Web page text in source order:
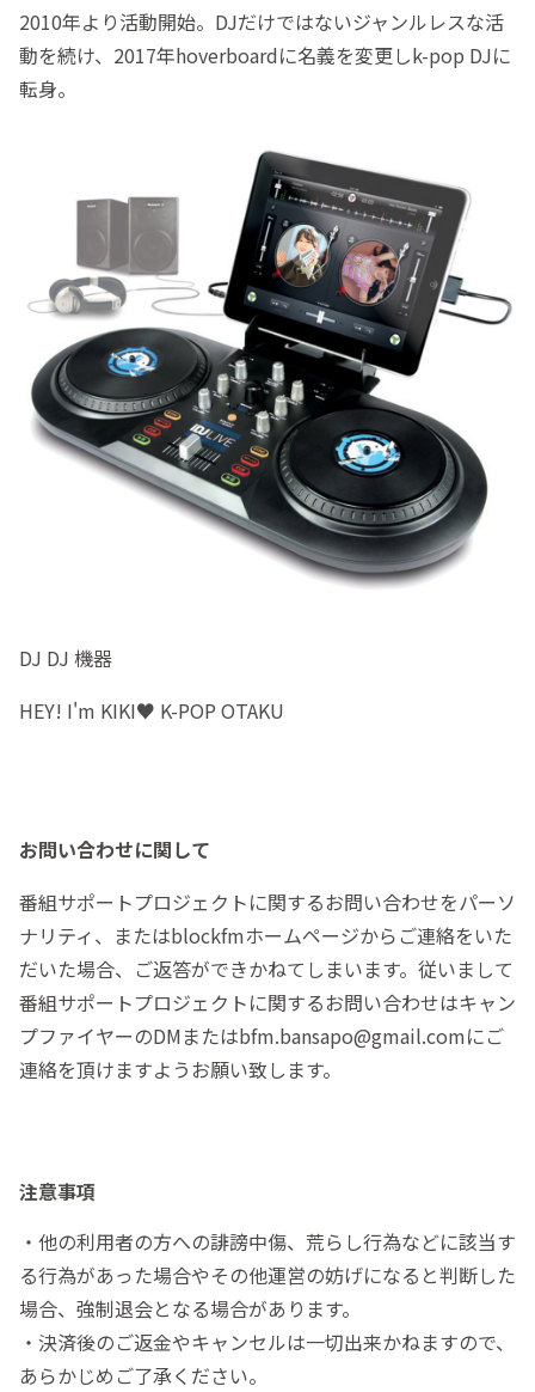
2010年より活動開始。DJだけではないジャンルレスな活
動を続け、2017年hoverboardに名義を変更しk-pop DJに
転身。
DJ DJ 機器
HEY! I'm KIKI♥️ K-POP OTAKU
お問い合わせに関して
番組サポートプロジェクトに関するお問い合わせをパーソ
ナリティ、またはblockfmホームページからご連絡をいた
だいた場合、ご返答ができかねてしまいます。従いまして
番組サポートプロジェクトに関するお問い合わせはキャン
プファイヤーのDMまたはbfm.bansapo@gmail.comにご
連絡を頂けますようお願い致します。
注意事項
・他の利用者の方への誹謗中傷、荒らし行為などに該当す
る行為があった場合やその他運営の妨げになると判断した
場合、強制退会となる場合があります。
・決済後のご返金やキャンセルは一切出来かねますので、
あらかじめご了承ください。